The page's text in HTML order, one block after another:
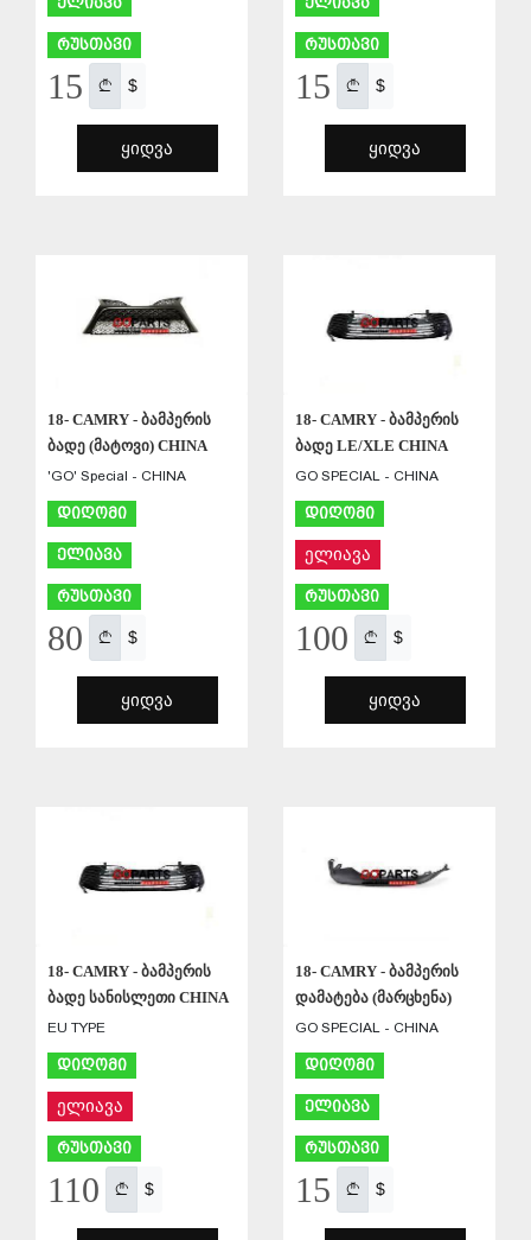
რუსთავი
15 $
ᲧᲘᲓᲕᲐ
რუსთავი
15 $
ᲧᲘᲓᲕᲐ
18- CAMRY - ბამპერის
ბადე (მატოვი) CHINA
'GO' Special - CHINA
დიღომი
ელიავა
რუსთავი
80 $
ᲧᲘᲓᲕᲐ
18- CAMRY - ბამპერის
ბადე LE/XLE CHINA
GO SPECIAL - CHINA
დიღომი
ელიავა
რუსთავი
100 $
ᲧᲘᲓᲕᲐ
18- CAMRY - ბამპერის
ბადე სანისლეთი CHINA
EU TYPE
დიღომი
ელიავა
რუსთავი
110 $
18- CAMRY - ბამპერის
დამატება (მარცხენა)
GO SPECIAL - CHINA
დიღომი
ელიავა
რუსთავი
15 $